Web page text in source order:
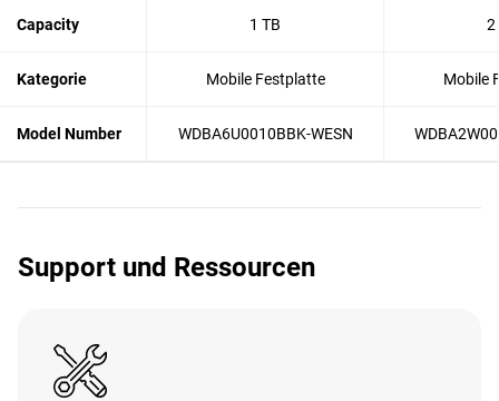
Capacity 1 TB 2
Kategorie Mobile Festplatte Mobile
Model Number WDBA6U0010BBK-WESN
Support und Ressourcen